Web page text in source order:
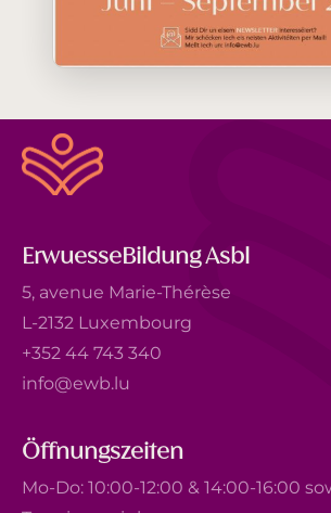
ErwuesseBildung Asbl
5, avenue Marie-Thérèse
L-2132 Luxembourg
+352 44 743 340
info@ewb.lu
Öffnungszeiten
Mo-Do: 10:00-12:00 & 14:00-16:00